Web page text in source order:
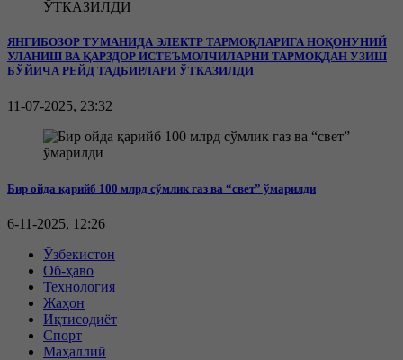
ЯНГИБОЗОР ТУМАНИДА ЭЛЕКТР ТАРМОҚЛАРИГА НОҚОНУНИЙ
УЛАНИШ ВА ҚАРЗДОР ИСТЕЪМОЛЧИЛАРНИ ТАРМОҚДАН УЗИШ
БЎЙИЧА РЕЙД ТАДБИРЛАРИ ЎТКАЗИЛДИ
11-07-2025, 23:32
Бир ойда қарийб 100 млрд сўмлик газ ва “свет” ўмарилди
6-11-2025, 12:26
Ўзбекистон
Об-ҳаво
Технология
Жаҳон
Иқтисодиёт
Спорт
Маҳаллий